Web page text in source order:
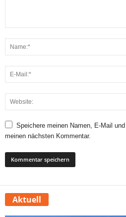
Speichere meinen Namen, E-Mail
meinen nächsten Kommentar.
Aktuell